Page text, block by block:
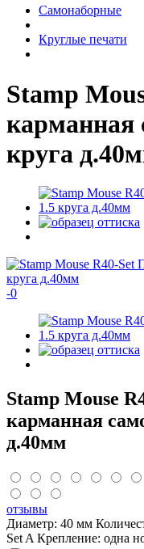
Самонаборные
Круглые печати
Stamp
карманная
круга
-0
Stamp Mouse
карманная
д.40мм
отзывы
Диаметр: 40 мм
Set A Крепление: одна